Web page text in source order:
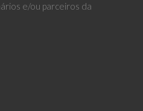
e/ou parceiros da